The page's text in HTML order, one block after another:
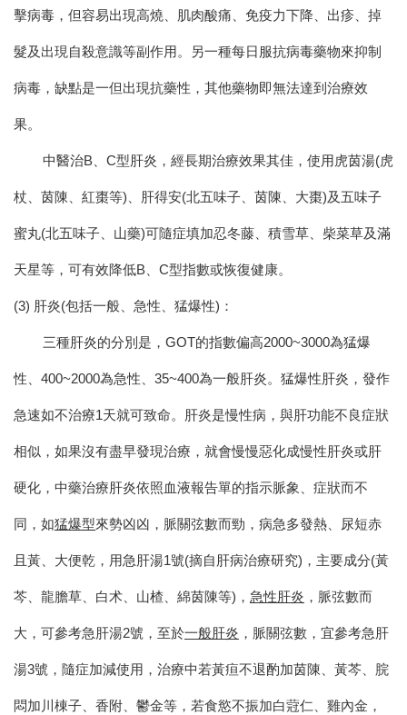
擊病毒，但容易出現高燒、肌肉酸痛、免疫力下降、出疹、掉
髮及出現自殺意識等副作用。 另一種每日服抗病毒藥物來抑制
病毒，缺點是一但出現抗藥性，其他藥物即無法達到治療效
果。
中醫治B、C型肝炎，經長期治療效果其佳，使用虎茵湯(虎
杖、茵陳、紅棗等)、肝得安(北五味子、茵陳、大棗)及五味子
蜜丸(北五味子、山藥)可隨症填加忍冬藤、積雪草、柴菜草及滿
天星等，可有效降低B、C型指數或恢復健康。
(3) 肝炎(包括一般、急性、猛爆性)：
三種肝炎的分別是，GOT的指數偏高2000~3000為猛爆
性、400~2000為急性、35~400為一般肝炎。猛爆性肝炎，發作
急速如不治療1天就可致命。肝炎是慢性病，與肝功能不良症狀
相似，如果沒有盡早發現治療，就會慢慢惡化成慢性肝炎或肝
硬化，中藥治療肝炎依照血液報告單的指示脈象、症狀而不
同，如猛爆型來勢凶凶，脈關弦數而勁，病急多發熱、尿短赤
且黃、大便乾，用急肝湯1號(摘自肝病治療研究)，主要成分(黃
芩、龍膽草、白术、山楂、綿茵陳等)， 急性肝炎 ，脈弦數而
大，可參考急肝湯2號，至於一般肝炎 ，脈關弦數，宜參考急肝
湯3號，隨症加減使用，治療中若黃疸不退酌加茵陳、黃芩、脘
悶加川棟子、香附、鬱金等，若食慾不振加白蒄仁、雞內金，